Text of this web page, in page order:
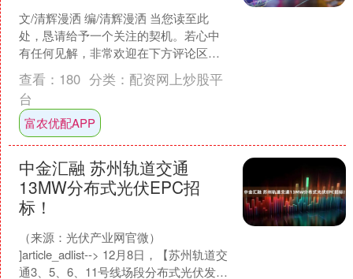
文/清辉漫洒 编/清辉漫洒 当您读至此
处，恳请给予一个关注的契机。若心中
有任何见解，非常欢迎在下方评论区内
与我们共同探讨，您的每一次支持与喜
爱，都是我们前行的动....
查看： 180 分类： 配资网上炒股平
台
富农优配APP
中金汇融 苏州轨道交通
13MW分布式光伏EPC招
标！
（来源：光伏产业网官微）
]article_adlist--> 12月8日，【苏州轨道交
通3、5、6、11号线场段分布式光伏发电